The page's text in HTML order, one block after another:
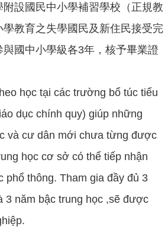
設國民中小學補習學校（正規教
教育之失學國民及新住民接受完
國中小學級各3年，核予畢業證
học tại các trường bổ túc tiểu
dục chính quy) giúp những
và cư dân mới chưa từng được
học cơ sở có thể tiếp nhận
phổ thông. Tham gia đầy đủ 3
3 năm bậc trung học ,sẽ được